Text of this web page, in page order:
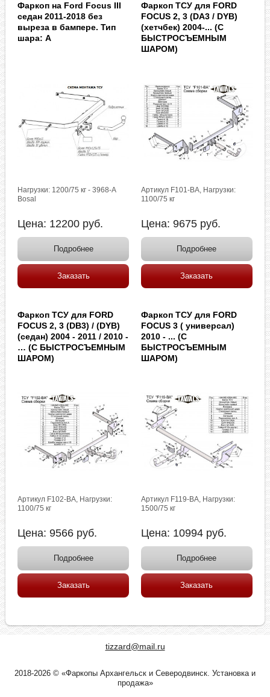
Фаркоп на Ford Focus III
седан 2011-2018 без
выреза в бампере. Тип
шара: A
Нагрузки: 1200/75 кг - 3968-A
Bosal
Цена: 12200 руб.
Подробнее
Заказать
Фаркоп ТСУ для FORD
FOCUS 2, 3 (DA3 / DYB)
(хетчбек) 2004-... (С
БЫСТРОСЪЕМНЫМ
ШАРОМ)
Артикул F101-BA, Нагрузки:
1100/75 кг
Цена: 9675 руб.
Подробнее
Заказать
Фаркоп ТСУ для FORD
FOCUS 2, 3 (DB3) / (DYB)
(седан) 2004 - 2011 / 2010 -
… (С БЫСТРОСЪЕМНЫМ
ШАРОМ)
Артикул F102-BA, Нагрузки:
1100/75 кг
Цена:9566 руб.
Подробнее
Заказать
Фаркоп ТСУ для FORD
FOCUS 3 ( универсал)
2010 - ... (С
БЫСТРОСЪЕМНЫМ
ШАРОМ)
Артикул F119-BA, Нагрузки:
1500/75 кг
Цена: 10994 руб.
Подробнее
Заказать
tizzard@mail.ru
2018-2026 © «Фаркопы Архангельск и Северодвинск. Установка и
продажа»